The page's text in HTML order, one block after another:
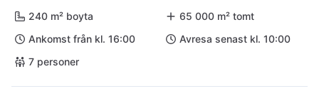
240 m² boyta
65 000 m² tomt
Ankomst från kl. 16:00
Avresa senast kl. 10:00
7 personer